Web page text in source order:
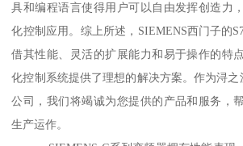
具和编程语言使得用户可以自由发挥创造力
化控制应用。综上所述，SIEMENS西门子的
借其性能、灵活的扩展能力和易于操作的特
化控制系统提供了理想的解决方案。作为浔
公司，我们将竭诚为您提供的产品和服务，
生产运作。